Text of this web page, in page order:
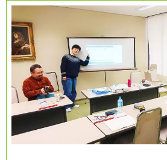
コ
ン
テ
ン
ツ
ス
プ